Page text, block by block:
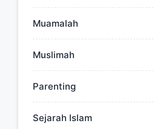
Muamalah
Muslimah
Parenting
Sejarah Islam